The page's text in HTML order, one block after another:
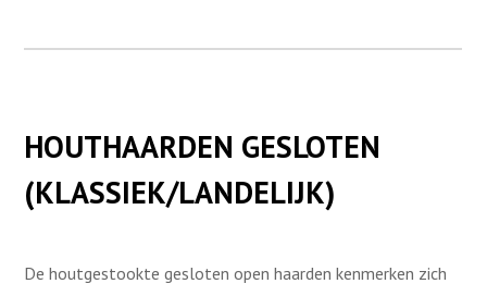
HOUTHAARDEN GESLOTEN
(KLASSIEK/LANDELIJK)
De houtgestookte gesloten open haarden kenmerken zich